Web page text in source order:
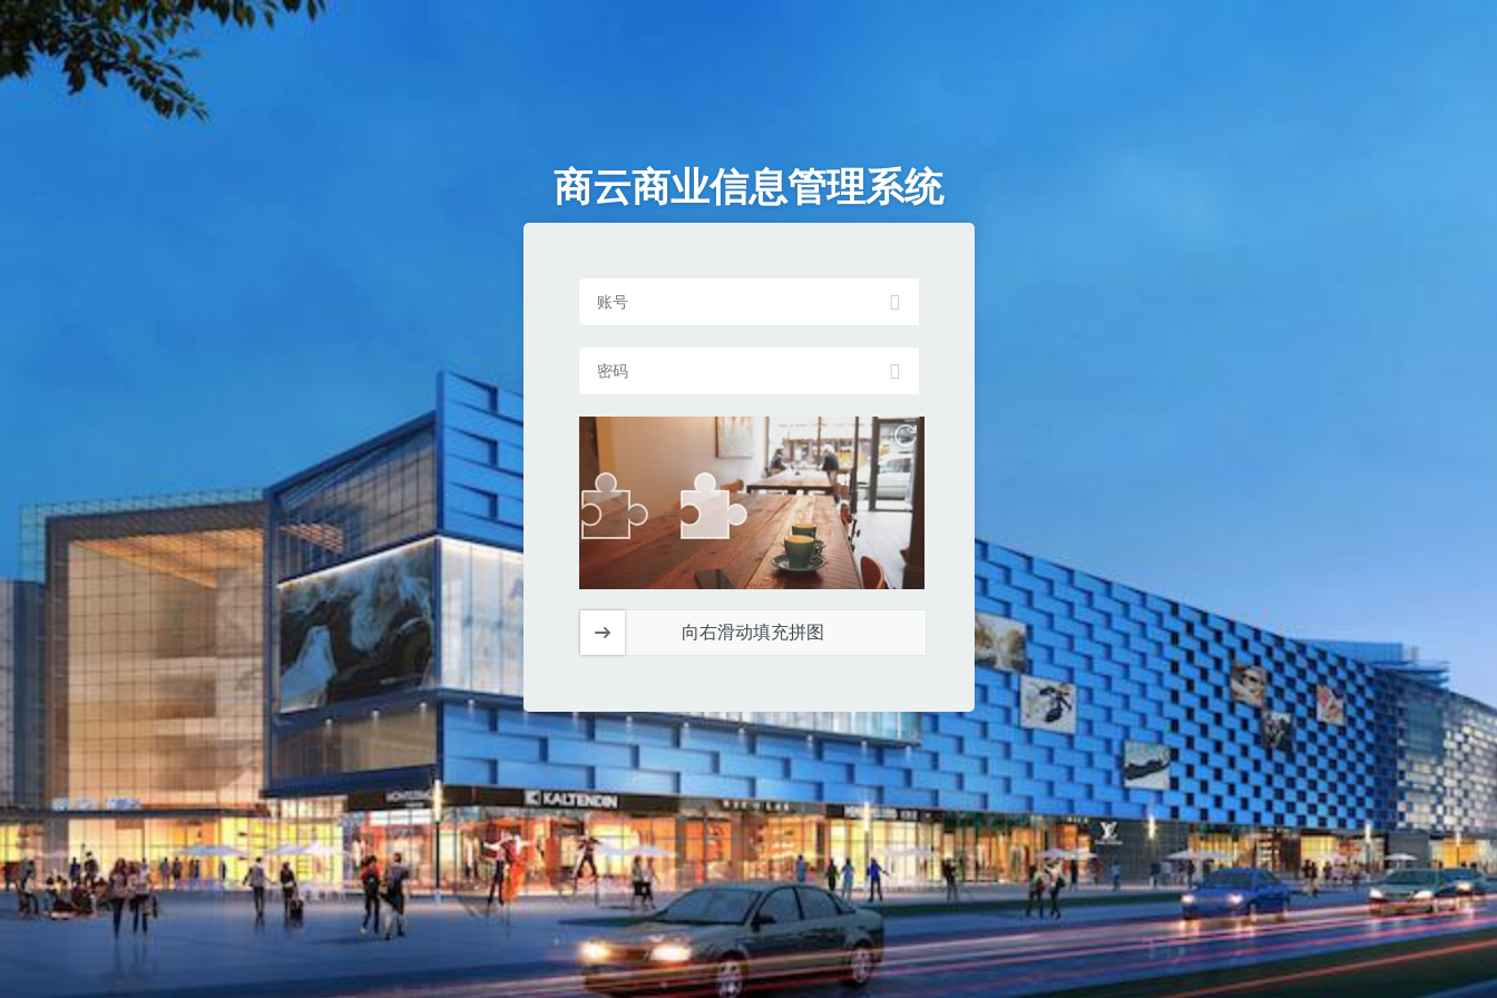
商云商业信息管理系统
向右滑动填充拼图